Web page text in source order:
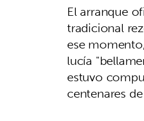
El arranque
tradicional
ese
lucía
estuvo
centenares